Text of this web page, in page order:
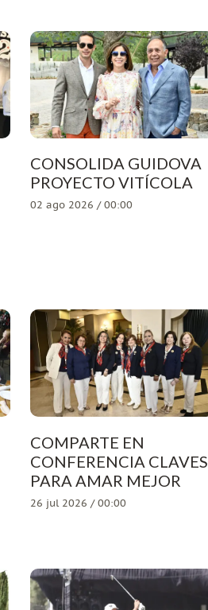
CONSOLIDA GUIDOVA
PROYECTO VITÍCOLA
02 ago 2026 / 00:00
COMPARTE EN
CONFERENCIA CLAVES
PARA AMAR MEJOR
26 jul 2026 / 00:00